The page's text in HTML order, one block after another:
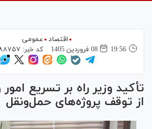
اقتصاد
عمومی
19:56
08 فروردين 1405 کد خبر:
تأکید وزیر راه بر تسریع
از توقف پروژه‌های حمل‌ونقل